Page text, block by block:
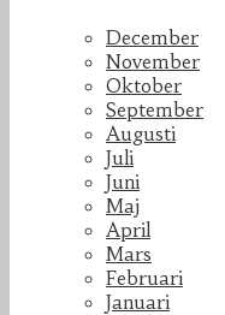
December
November
Oktober
September
Augusti
Juli
Juni
Maj
April
Mars
Februari
Januari